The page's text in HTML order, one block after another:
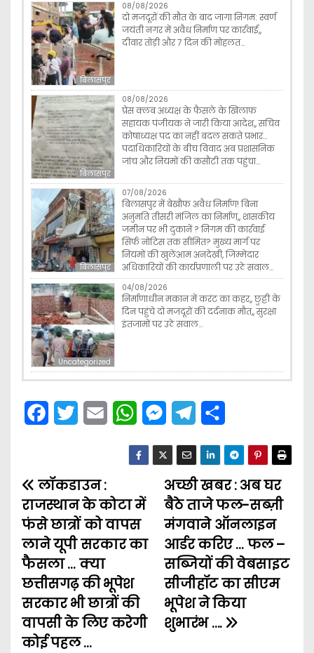
बिलासपुर
08/08/2026
दो मजदूरों की मौत के बाद जागा निगम: स्वर्ण
जयंती नगर में अवैध निर्माण पर कार्रवाई,,
दीवार तोड़ी और 7 दिन की मोहलत…
बिलासपुर
08/08/2026
प्रेस क्लब अध्यक्ष के फैसले के खिलाफ
सहायक पंजीयक ने जारी किया आदेश,, सचिव
कोषाध्यक्ष पद का नहीं बदल सकते प्रभार…
पदाधिकारियों के बीच विवाद अब प्रशासनिक
जांच और नियमों की कसौटी तक पहुंचा…
बिलासपुर
07/08/2026
बिलासपुर में बेखौफ अवैध निर्माण! बिना
अनुमति तीसरी मंजिल का निर्माण,, शासकीय
जमीन पर भी दुकानें ? निगम की कार्रवाई
सिर्फ नोटिस तक सीमित? मुख्य मार्ग पर
नियमों की खुलेआम अनदेखी, जिम्मेदार
अधिकारियों की कार्यप्रणाली पर उठे सवाल…
Uncategorized
04/08/2026
निर्माणाधीन मकान में करंट का कहर,, छुट्टी के
दिन पहुंचे दो मजदूरों की दर्दनाक मौत,, सुरक्षा
इंतजामों पर उठे सवाल…
e
b
o
o
k
t
t
e
r
l
W
a
s
A
M
s
s
e
n
g
e
r
l
e
g
r
a
m
a
r
e
P
o
s
t
n
a
अच्छी खबर : अब घर
बैठे ताजे फल-सब्‍ज़ी
मंगवाने ऑनलाइन
आर्डर करिए … फल –
सब्जियों की वेबसाइट
सीजीहॉट का सीएम
भूपेश ने किया
शुभारंभ ….
लॉकडाउन :
राजस्थान के कोटा में
फंसे छात्रों को वापस
लाने यूपी सरकार का
फैसला … क्या
छत्तीसगढ़ की भूपेश
सरकार भी छात्रों की
वापसी के लिए करेगी
कोई पहल …